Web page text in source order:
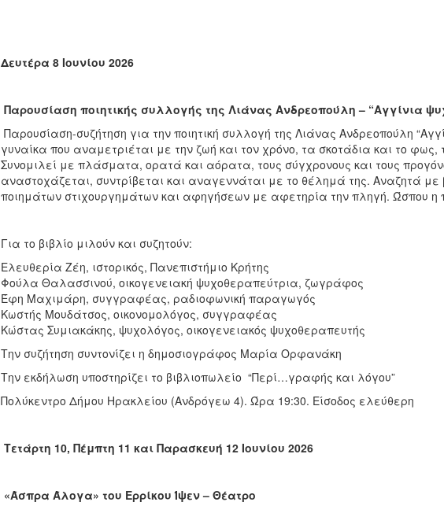
Δευτέρα 8 Ιουνίου 2026
Παρουσίαση ποιητικής συλλογής της Λιάνας Ανδρεοπούλη – “Αγγίνια
Παρουσίαση-συζήτηση για την ποιητική συλλογή της Λιάνας Ανδρεοπούλη
γυναίκα που αναμετριέται με την ζωή και τον χρόνο, τα σκοτάδια και το
Συνομιλεί με πλάσματα, ορατά και αόρατα, τους σύγχρονους και τους
αναστοχάζεται, συντρίβεται και αναγεννάται με το θέλημά της. Αναζητά με
ποιημάτων στιχουργημάτων και αφηγήσεων με αφετηρία την πληγή. Ώσπου η
Για το βιβλίο μιλούν και συζητούν:
Ελευθερία Ζέη, ιστορικός, Πανεπιστήμιο Κρήτης
Φούλα Θαλασσινού, οικογενειακή ψυχοθεραπεύτρια, ζωγράφος
Έφη Μαχιμάρη, συγγραφέας, ραδιοφωνική παραγωγός
Κωστής Μουδάτσος, οικονομολόγος, συγγραφέας
Κώστας Συμιακάκης, ψυχολόγος, οικογενειακός ψυχοθεραπευτής
Την συζήτηση συντονίζει η δημοσιογράφος Μαρία Ορφανάκη
Την εκδήλωση υποστηρίζει το βιβλιοπωλείο “Περί…γραφής και λόγου”
Πολύκεντρο Δήμου Ηρακλείου (Ανδρόγεω 4). Ώρα 19:30. Είσοδος ελεύθερη
Τετάρτη 10, Πέμπτη 11 και Παρασκευή 12 Ιουνίου 2026
«Άσπρα Άλογα» του Ερρίκου Ίψεν – Θέατρο